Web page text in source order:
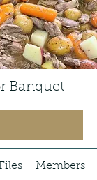
Banquet
Members